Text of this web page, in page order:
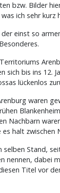
bzw. Bilder
ich sehr kurz
einst so
sich bis ins 12.
lückenlos
waren
Nachbarn
halt zwischen
selben Stand,
nennen, dabei
Titel vor